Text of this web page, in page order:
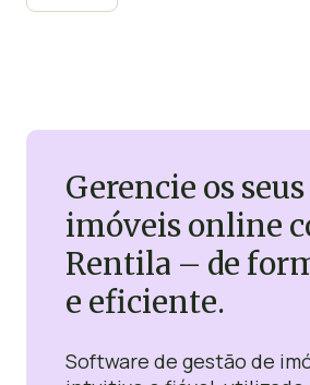
proprietários e investidores como
Gerencie os seus
imóveis online
Rentila – de
e eficiente.
Software de gestão de